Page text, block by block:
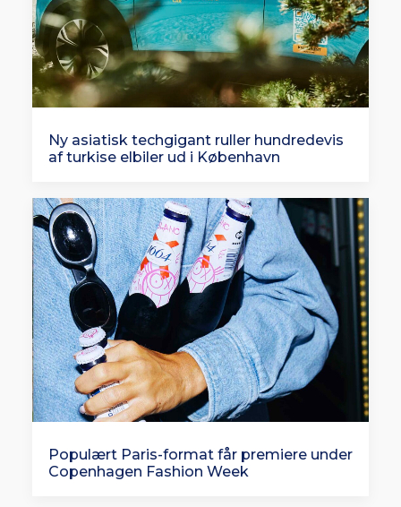
Ny asiatisk techgigant ruller hundredevis
af turkise elbiler ud i København
Populært Paris-format får premiere under
Copenhagen Fashion Week